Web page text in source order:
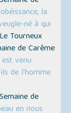
la
né à qui
Tourneux
de Carême
venu
de l'homme
de
en nous